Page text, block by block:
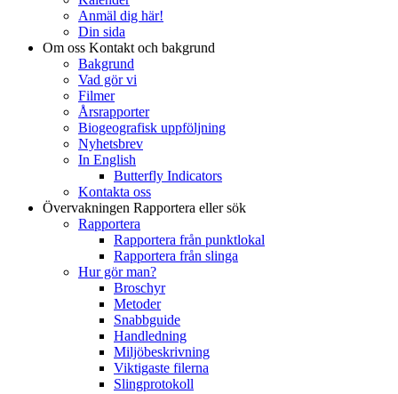
Anmäl dig här!
Din sida
Om oss Kontakt och bakgrund
Bakgrund
Vad gör vi
Filmer
Årsrapporter
Biogeografisk uppföljning
Nyhetsbrev
In English
Butterfly Indicators
Kontakta oss
Övervakningen Rapportera eller sök
Rapportera
Rapportera från punktlokal
Rapportera från slinga
Hur gör man?
Broschyr
Metoder
Snabbguide
Handledning
Miljöbeskrivning
Viktigaste filerna
Slingprotokoll